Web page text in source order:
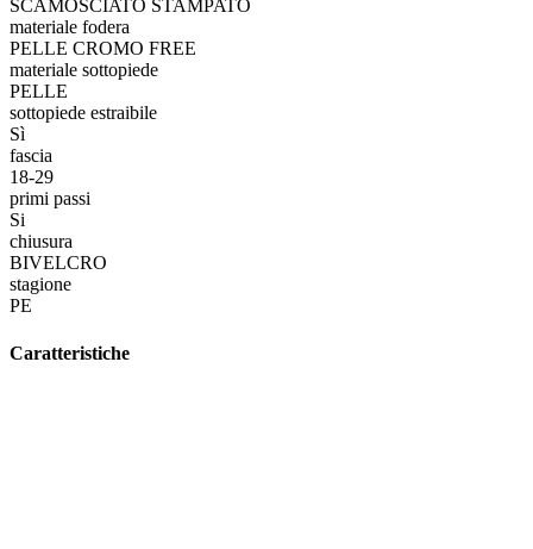
SCAMOSCIATO STAMPATO
materiale fodera
PELLE CROMO FREE
materiale sottopiede
PELLE
sottopiede estraibile
Sì
fascia
18-29
primi passi
Si
chiusura
BIVELCRO
stagione
PE
Caratteristiche